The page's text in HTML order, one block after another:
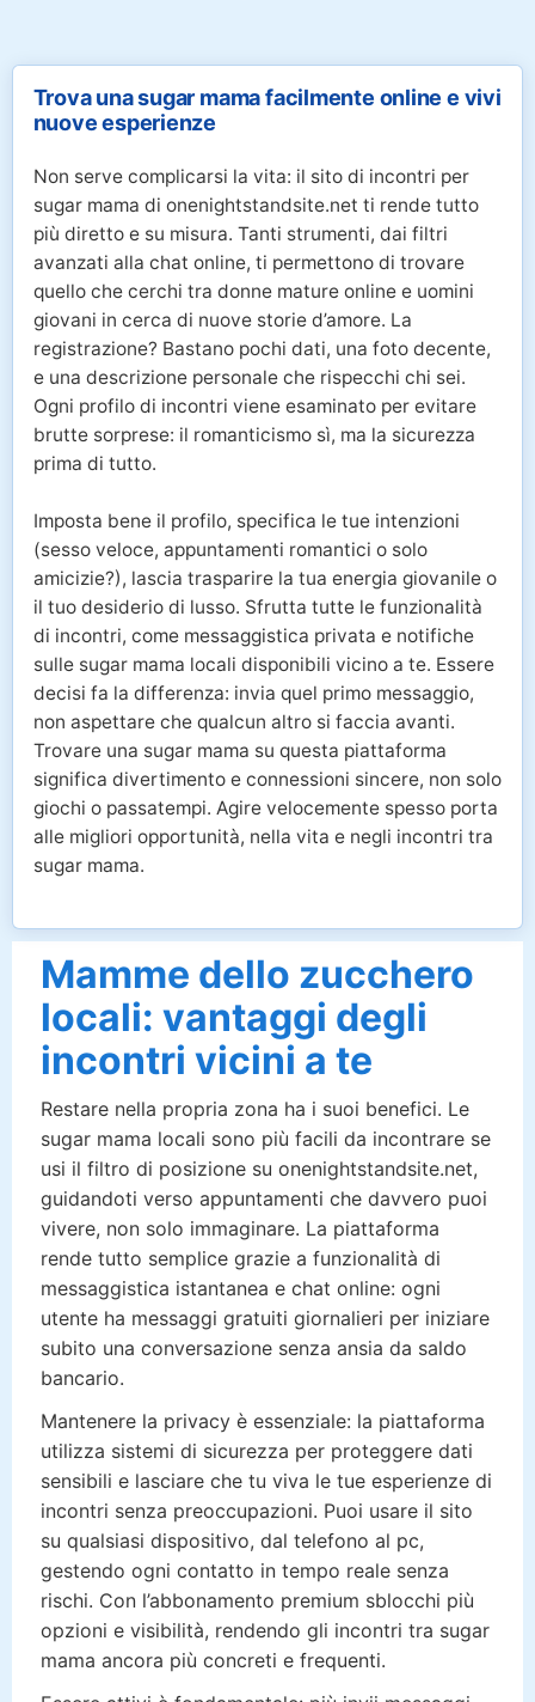
Trova una sugar mama facilmente online e vivi
nuove esperienze
Non serve complicarsi la vita: il sito di incontri per
sugar mama di onenightstandsite.net ti rende tutto
più diretto e su misura. Tanti strumenti, dai filtri
avanzati alla chat online, ti permettono di trovare
quello che cerchi tra donne mature online e uomini
giovani in cerca di nuove storie d’amore. La
registrazione? Bastano pochi dati, una foto decente,
e una descrizione personale che rispecchi chi sei.
Ogni profilo di incontri viene esaminato per evitare
brutte sorprese: il romanticismo sì, ma la sicurezza
prima di tutto.
Imposta bene il profilo, specifica le tue intenzioni
(sesso veloce, appuntamenti romantici o solo
amicizie?), lascia trasparire la tua energia giovanile o
il tuo desiderio di lusso. Sfrutta tutte le funzionalità
di incontri, come messaggistica privata e notifiche
sulle sugar mama locali disponibili vicino a te. Essere
decisi fa la differenza: invia quel primo messaggio,
non aspettare che qualcun altro si faccia avanti.
Trovare una sugar mama su questa piattaforma
significa divertimento e connessioni sincere, non solo
giochi o passatempi. Agire velocemente spesso porta
alle migliori opportunità, nella vita e negli incontri tra
sugar mama.
Mamme dello zucchero
locali: vantaggi degli
incontri vicini a te
Restare nella propria zona ha i suoi benefici. Le
sugar mama locali sono più facili da incontrare se
usi il filtro di posizione su onenightstandsite.net,
guidandoti verso appuntamenti che davvero puoi
vivere, non solo immaginare. La piattaforma
rende tutto semplice grazie a funzionalità di
messaggistica istantanea e chat online: ogni
utente ha messaggi gratuiti giornalieri per iniziare
subito una conversazione senza ansia da saldo
bancario.
Mantenere la privacy è essenziale: la piattaforma
utilizza sistemi di sicurezza per proteggere dati
sensibili e lasciare che tu viva le tue esperienze di
incontri senza preoccupazioni. Puoi usare il sito
su qualsiasi dispositivo, dal telefono al pc,
gestendo ogni contatto in tempo reale senza
rischi. Con l’abbonamento premium sblocchi più
opzioni e visibilità, rendendo gli incontri tra sugar
mama ancora più concreti e frequenti.